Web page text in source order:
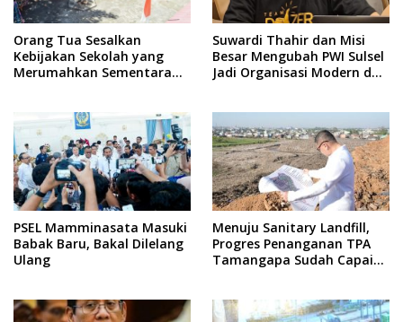
Orang Tua Sesalkan
Kebijakan Sekolah yang
Merumahkan Sementara
Suwardi Thahir dan Misi
Besar Mengubah PWI Sulsel
Jadi Organisasi Modern dan
PSEL Mamminasata Masuki
Babak Baru, Bakal Dilelang
Ulang
Menuju Sanitary Landfill,
Progres Penanganan TPA
Tamangapa Sudah Capai